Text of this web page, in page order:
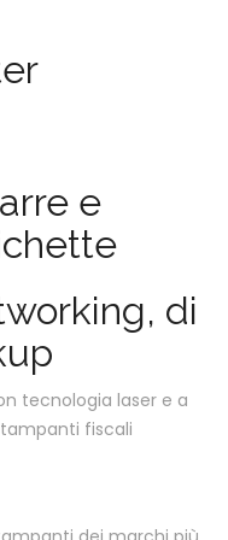
e
di
tecnologia laser e a
fiscali